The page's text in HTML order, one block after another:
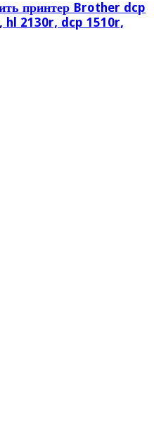
принтер Brother dcp
hl 2130r, dcp 1510r,